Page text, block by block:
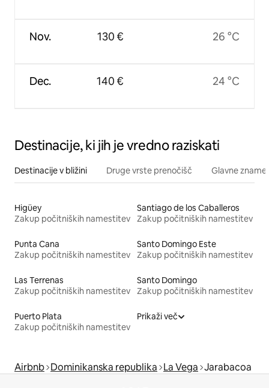
Nov.
Dec.
130 €
140 €
26 °C
24 °C
Destinacije, ki jih je vredno raziskati
Destinacije v bližini Druge vrste prenočišč Glavne
Higüey
Zakup počitniških namestitev
Santiago de los Caballeros
Zakup počitniških namestitev
Punta Cana
Zakup počitniških namestitev
Santo Domingo Este
Zakup počitniških namestitev
Las Terrenas
Zakup počitniških namestitev
Santo Domingo
Zakup počitniških namestitev
Puerto Plata
Zakup počitniških namestitev
Prikaži več
Airbnb Dominikanska republika La Vega Jarabacoa